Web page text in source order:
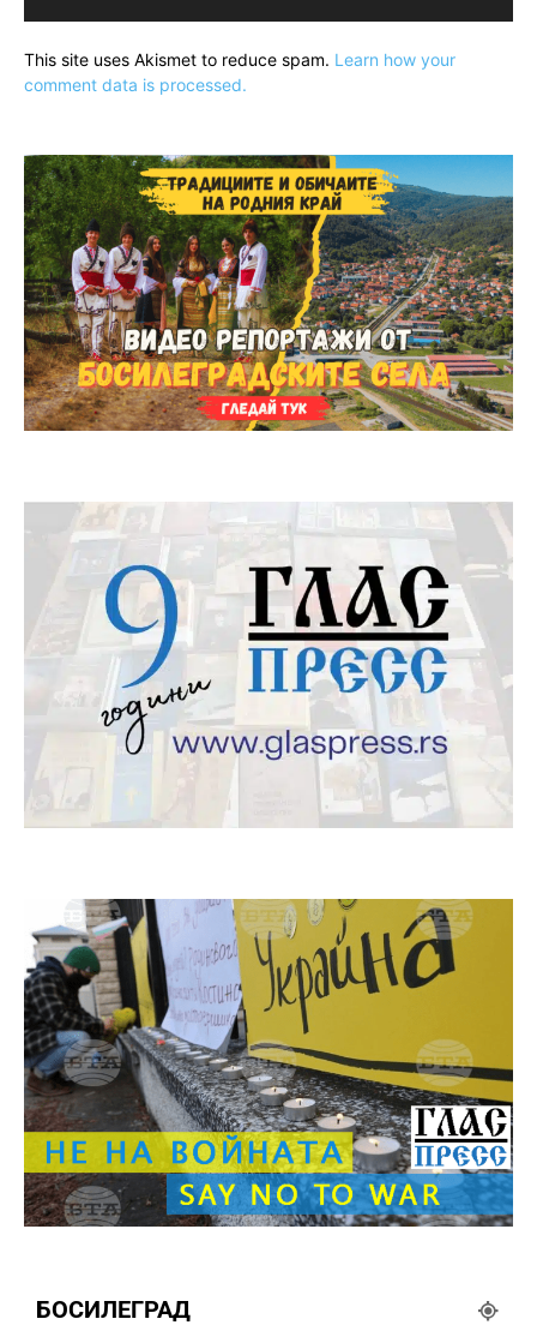
This site uses Akismet to reduce spam. Learn how your
comment data is processed.
БОСИЛЕГРАД